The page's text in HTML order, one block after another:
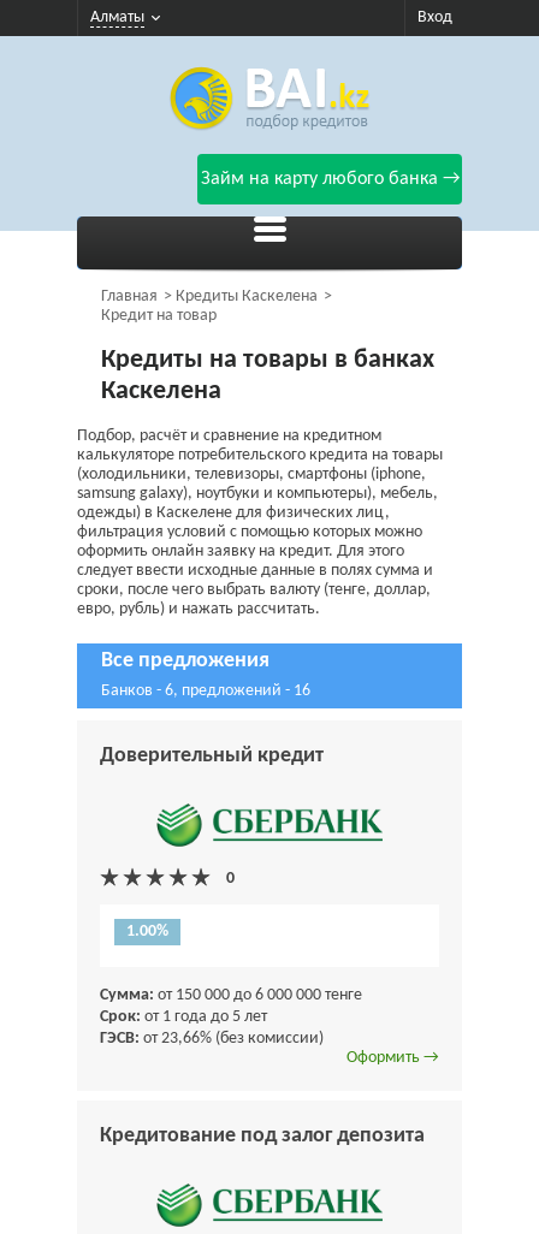
Алматы Вход
Займ на карту любого банка →
Главная
Кредиты Каскелена
Кредит на товар
Кредиты на товары в банках
Каскелена
Подбор, расчёт и сравнение на кредитном
калькуляторе потребительского кредита на товары
(холодильники, телевизоры, смартфоны (iphone,
samsung galaxy), ноутбуки и компьютеры), мебель,
одежды) в Каскелене для физических лиц,
фильтрация условий с помощью которых можно
оформить онлайн заявку на кредит. Для этого
следует ввести исходные данные в полях сумма и
сроки, после чего выбрать валюту (тенге, доллар,
евро, рубль) и нажать рассчитать.
Все предложения
Банков - 6, предложений - 16
Доверительный кредит
1.00%
Сумма: от 150 000 до 6 000 000 тенге
Срок: от 1 года до 5 лет
ГЭСВ: от 23,66% (без комиссии)
Оформить →
Кредитование под залог депозита